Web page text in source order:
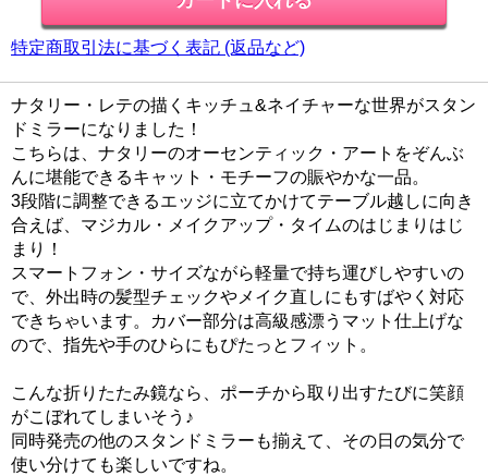
特定商取引法に基づく表記 (返品など)
ナタリー・レテの描くキッチュ&ネイチャーな世界がスタン
ドミラーになりました！
こちらは、ナタリーのオーセンティック・アートをぞんぶ
んに堪能できるキャット・モチーフの賑やかな一品。
3段階に調整できるエッジに立てかけてテーブル越しに向き
合えば、マジカル・メイクアップ・タイムのはじまりはじ
まり！
スマートフォン・サイズながら軽量で持ち運びしやすいの
で、外出時の髪型チェックやメイク直しにもすばやく対応
できちゃいます。カバー部分は高級感漂うマット仕上げな
ので、指先や手のひらにもぴたっとフィット。
こんな折りたたみ鏡なら、ポーチから取り出すたびに笑顔
がこぼれてしまいそう♪
同時発売の他のスタンドミラーも揃えて、その日の気分で
使い分けても楽しいですね。